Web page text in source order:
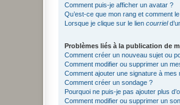
Comment puis-je afficher un avatar ?
Qu’est-ce que mon rang et comment
Lorsque je clique sur le lien courriel
Problèmes liés à la publication de
Comment créer un nouveau sujet ou
Comment modifier ou supprimer un
Comment ajouter une signature à mes
Comment créer un sondage ?
Pourquoi ne puis-je pas ajouter plus
Comment modifier ou supprimer un